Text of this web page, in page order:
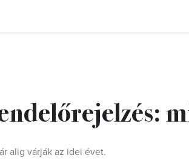
alig várják az idei évet.